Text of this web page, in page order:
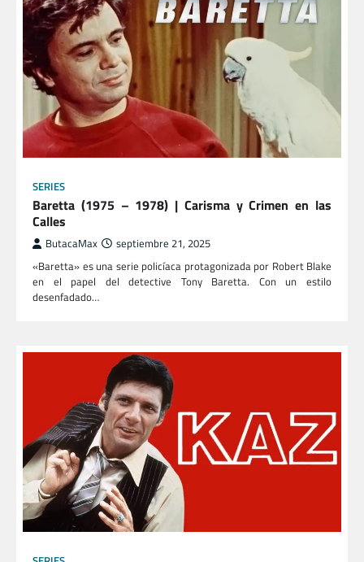
SERIES
Baretta (1975 – 1978) | Carisma y Crimen en las
Calles
ButacaMax septiembre 21, 2025
«Baretta» es una serie policíaca protagonizada por Robert Blake
en el papel del detective Tony Baretta. Con un estilo
desenfadado…